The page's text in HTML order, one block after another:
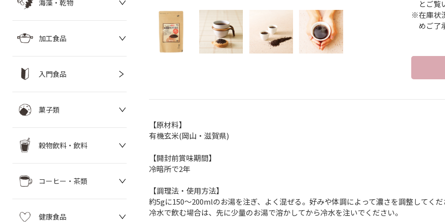
海藻・乾物
加工食品
入門食品
菓子類
穀物飲料・飲料
コーヒー・茶類
健康食品
とご覧
※在庫状
めご了
【原材料】
有機玄米(岡山・滋賀県)
【開封前賞味期間】
冷暗所で2年
【調理法・使用方法】
約5gに150～200mlのお湯を注ぎ、よく混ぜる。好みや体調によって濃さを調整してく
冷水で飲む場合は、先に少量のお湯で溶かしてから冷水を注いでください。